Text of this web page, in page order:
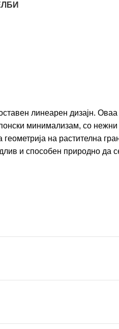
линеарен дизајн.
минимализам, со
геометрија на растителна
и способен природно да